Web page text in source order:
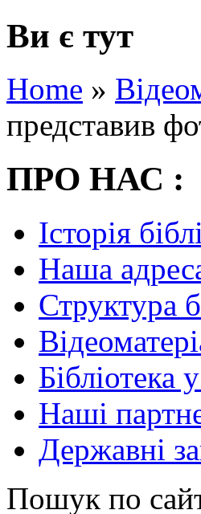
Ви є тут
Home »
представив
ПРО НАС :
Історія
Наша
Структура
Бібліотека
Наші
Державні
Пошук по